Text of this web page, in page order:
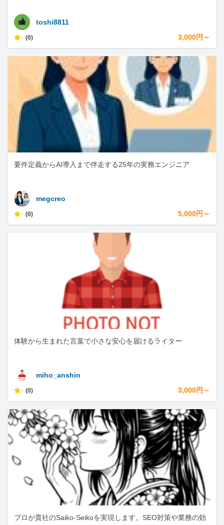
toshi8811
- (0) 3,000円～
要件定義からAI導入まで伴走する25年の実務エンジニア
megcreo
- (0) 5,000円～
体験から生まれた言葉で小さな安心を届けるライター
miho_anshin
- (0) 3,000円～
プロが貴社のSaiko-Seikoを実現します。SEO対策や業務の効